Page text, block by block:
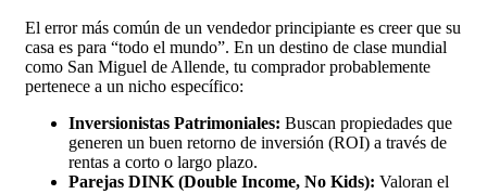
El error más común de un vendedor principiante es creer que su
casa es para “todo el mundo”. En un destino de clase mundial
como San Miguel de Allende, tu comprador probablemente
pertenece a un nicho específico:
Inversionistas Patrimoniales: Buscan propiedades que
generen un buen retorno de inversión (ROI) a través de
rentas a corto o largo plazo.
Parejas DINK (Double Income, No Kids): Valoran el